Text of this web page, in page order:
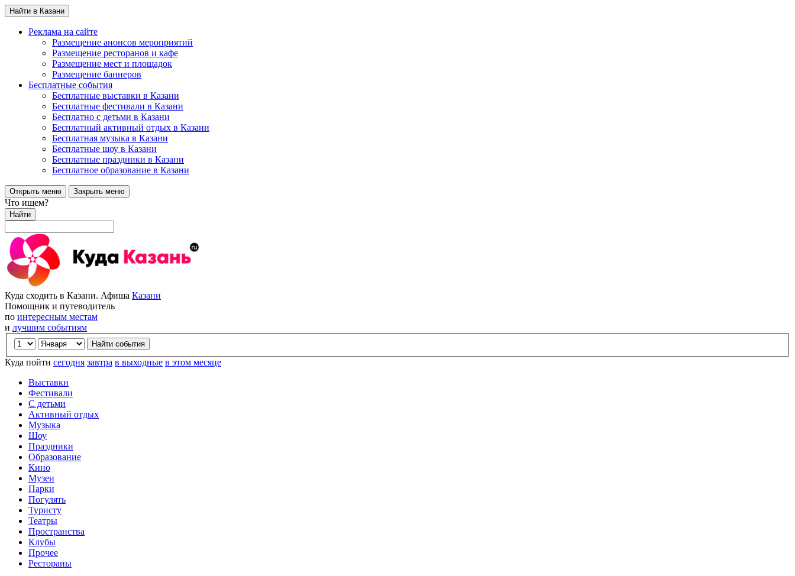
Найти в Казани
Реклама на сайте
Размещение анонсов мероприятий
Размещение ресторанов и кафе
Размещение мест и площадок
Размещение баннеров
Бесплатные события
Бесплатные выставки в Казани
Бесплатные фестивали в Казани
Бесплатно с детьми в Казани
Бесплатный активный отдых в Казани
Бесплатная музыка в Казани
Бесплатные шоу в Казани
Бесплатные праздники в Казани
Бесплатное образование в Казани
Открыть меню Закрыть меню
Что ищем?
Найти
Куда сходить в Казани. Афиша Казани
Помощник и путеводитель
по интересным местам
и лучшим событиям
Куда пойти сегодня завтра в выходные в этом месяце
Выставки
Фестивали
С детьми
Активный отдых
Музыка
Шоу
Праздники
Образование
Кино
Музеи
Парки
Погулять
Туристу
Театры
Пространства
Клубы
Прочее
Рестораны